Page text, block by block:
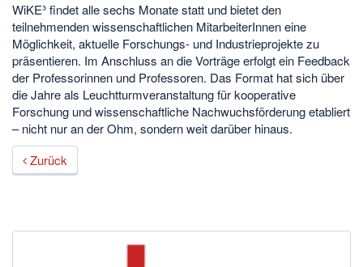
WiKE³ findet alle sechs Monate statt und bietet den
teilnehmenden wissenschaftlichen MitarbeiterInnen eine
Möglichkeit, aktuelle Forschungs- und Industrieprojekte zu
präsentieren. Im Anschluss an die Vorträge erfolgt ein Feedback
der Professorinnen und Professoren. Das Format hat sich über
die Jahre als Leuchtturmveranstaltung für kooperative
Forschung und wissenschaftliche Nachwuchsförderung etabliert
– nicht nur an der Ohm, sondern weit darüber hinaus.
Zurück